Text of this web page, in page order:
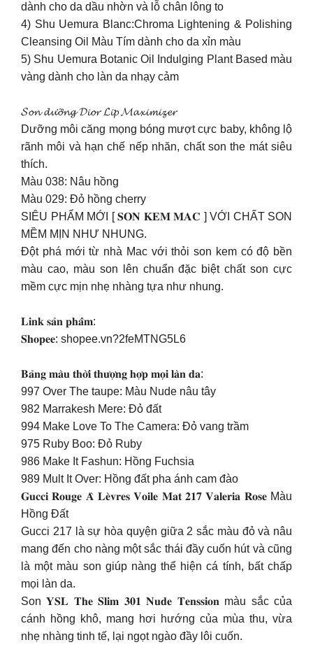
dành cho da dầu nhờn và lỗ chân lông to
4) Shu Uemura Blanc:Chroma Lightening & Polishing
Cleansing Oil Màu Tím dành cho da xỉn màu
5) Shu Uemura Botanic Oil Indulging Plant Based màu
vàng dành cho làn da nhạy cảm
𝓢𝓸𝓷 𝓭𝓾̛𝓸̛̃𝓷𝓰 𝓓𝓲𝓸𝓻 𝓛𝓲𝓹 𝓜𝓪𝔁𝓲𝓶𝓲𝔃𝓮𝓻
Dưỡng môi căng mọng bóng mượt cực baby, không lộ
rãnh môi và hạn chế nếp nhăn, chất son the mát siêu
thích.
Màu 038: Nâu hồng
Màu 029: Đỏ hồng cherry
SIÊU PHẨM MỚI [ 𝐒𝐎𝐍 𝐊𝐄𝐌 𝐌𝐀𝐂 ] VỚI CHẤT SON
MỀM MỊN NHƯ NHUNG.
Đột phá mới từ nhà Mac với thỏi son kem có độ bền
màu cao, màu son lên chuẩn đặc biệt chất son cực
mềm cực mịn nhẹ nhàng tựa như nhung.
𝐋𝐢𝐧𝐤 𝐬𝐚̉𝐧 𝐩𝐡𝐚̂̉𝐦:
️𝐒𝐡𝐨𝐩𝐞𝐞: shopee.vn?2feMTNG5L6
𝐁𝐚̉𝐧𝐠 𝐦𝐚̀𝐮 𝐭𝐡𝐨̛̀𝐢 𝐭𝐡𝐮̛𝐨̛̣𝐧𝐠 𝐡𝐨̛̣𝐩 𝐦𝐨̣𝐢 𝐥𝐚̀𝐧 𝐝𝐚:
997 Over The taupe: Màu Nude nâu tây
982 Marrakesh Mere: Đỏ đất
994 Make Love To The Camera: Đỏ vang trầm
975 Ruby Boo: Đỏ Ruby
986 Make It Fashun: Hồng Fuchsia
989 Mult It Over: Hồng đất pha ánh cam đào
𝐆𝐮𝐜𝐜𝐢 𝐑𝐨𝐮𝐠𝐞 𝐀̀ 𝐋𝐞̀𝐯𝐫𝐞𝐬 𝐕𝐨𝐢𝐥𝐞 𝐌𝐚𝐭 𝟐𝟏𝟕 𝐕𝐚𝐥𝐞𝐫𝐢𝐚 𝐑𝐨𝐬𝐞 Màu
Hồng Đất
Gucci 217 là sự hòa quyện giữa 2 sắc màu đỏ và nâu
mang đến cho nàng một sắc thái đầy cuốn hút và cũng
là một màu son giúp nàng thể hiện cá tính, bất chấp
mọi làn da.
Son 𝐘𝐒𝐋 𝐓𝐡𝐞 𝐒𝐥𝐢𝐦 𝟑𝟎𝟏 𝐍𝐮𝐝𝐞 𝐓𝐞𝐧𝐬𝐬𝐢𝐨𝐧 màu sắc của
cánh hồng khô, mang hơi hướng của mùa thu, vừa
nhẹ nhàng tinh tế, lại ngọt ngào đầy lôi cuốn.